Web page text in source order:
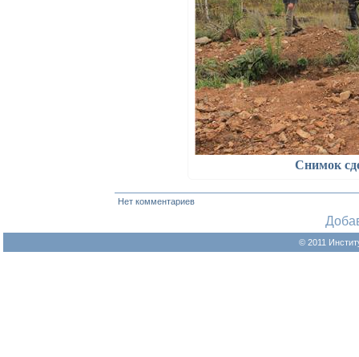
Снимок
Нет комментариев
© 2011